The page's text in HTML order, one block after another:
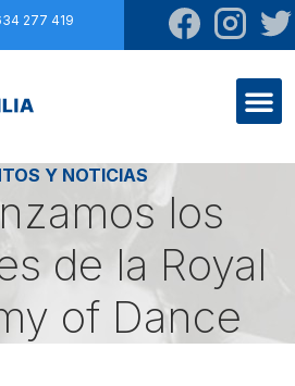
277 419
Y NOTICIAS
los
de la Royal
of Dance